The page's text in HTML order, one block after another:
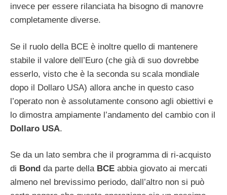
invece per essere rilanciata ha bisogno di manovre
completamente diverse.
Se il ruolo della BCE è inoltre quello di mantenere
stabile il valore dell’Euro (che già di suo dovrebbe
esserlo, visto che è la seconda su scala mondiale
dopo il Dollaro USA) allora anche in questo caso
l’operato non è assolutamente consono agli obiettivi e
lo dimostra ampiamente l’andamento del cambio con il
Dollaro USA.
Se da un lato sembra che il programma di ri-acquisto
di Bond da parte della BCE abbia giovato ai mercati
almeno nel brevissimo periodo, dall’altro non si può